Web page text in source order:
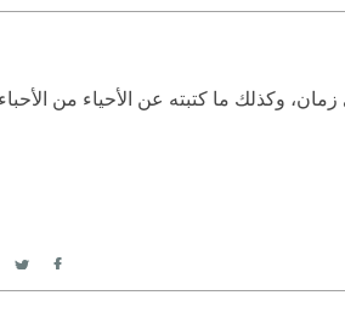
وكذلك ما كتبته عن الأحياء من الأحباء،